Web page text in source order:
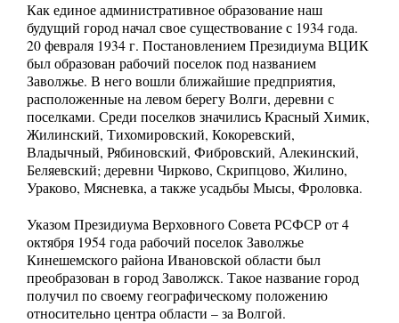
Как единое административное образование наш
будущий город начал свое существование с 1934 года.
20 февраля 1934 г. Постановлением Президиума ВЦИК
был образован рабочий поселок под названием
Заволжье. В него вошли ближайшие предприятия,
расположенные на левом берегу Волги, деревни с
поселками. Среди поселков значились Красный Химик,
Жилинский, Тихомировский, Кокоревский,
Владычный, Рябиновский, Фибровский, Алекинский,
Беляевский; деревни Чирково, Скрипцово, Жилино,
Ураково, Мясневка, а также усадьбы Мысы, Фроловка.
Указом Президиума Верховного Совета РСФСР от 4
октября 1954 года рабочий поселок Заволжье
Кинешемского района Ивановской области был
преобразован в город Заволжск. Такое название город
получил по своему географическому положению
относительно центра области – за Волгой.